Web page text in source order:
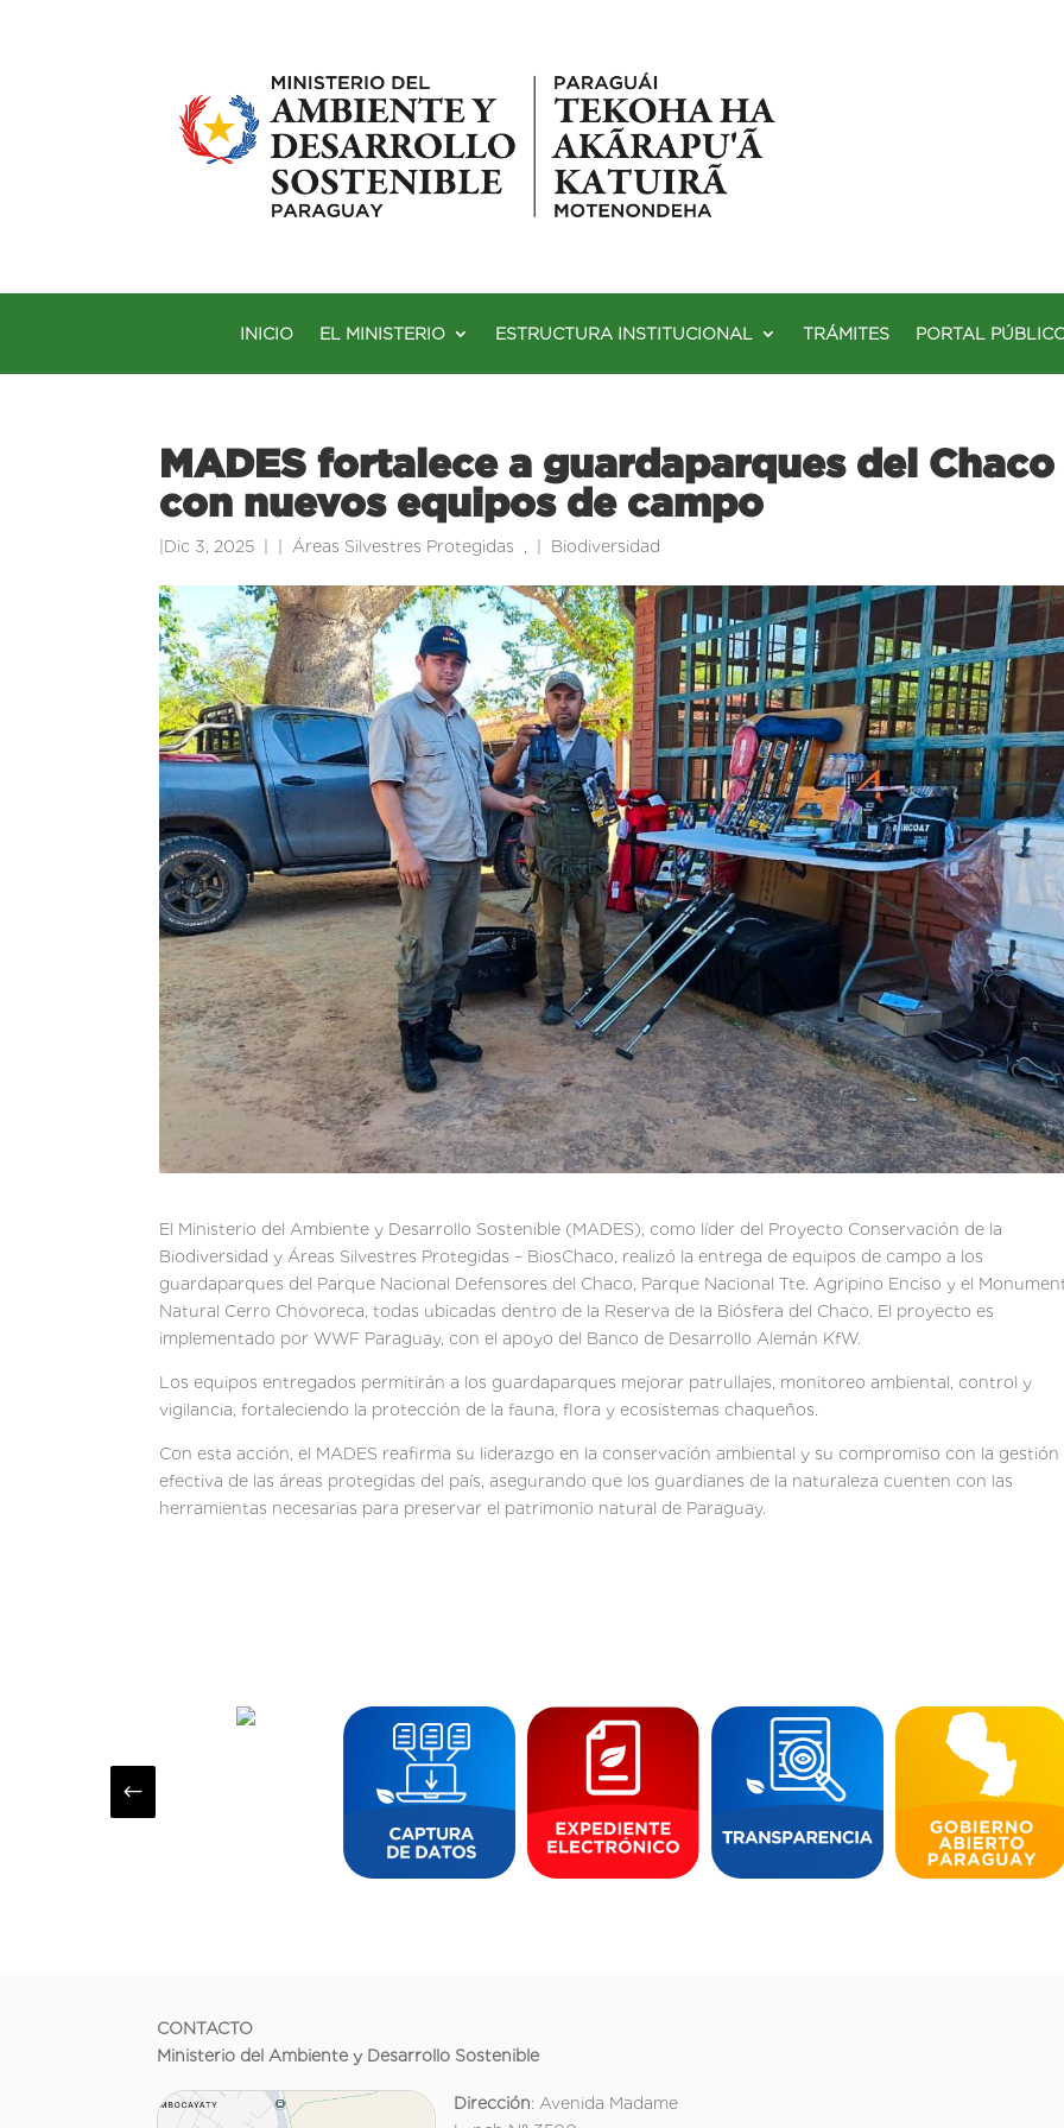
INICIO EL MINISTERIO ESTRUCTURA INSTITUCIONAL TRÁMITES PORTAL
MADES fortalece a guardaparques del Chaco
con nuevos equipos de campo
Dic 3, 2025 Áreas Silvestres Protegidas , Biodiversidad
El Ministerio del Ambiente y Desarrollo Sostenible (MADES), como líder del Proyecto Conservación de la
Biodiversidad y Áreas Silvestres Protegidas – BiosChaco, realizó la entrega de equipos de campo a los
guardaparques del Parque Nacional Defensores del Chaco, Parque Nacional Tte. Agripino Enciso y el
Natural Cerro Chovoreca, todas ubicadas dentro de la Reserva de la Biósfera del Chaco. El proyecto es
implementado por WWF Paraguay, con el apoyo del Banco de Desarrollo Alemán KfW.
Los equipos entregados permitirán a los guardaparques mejorar patrullajes, monitoreo ambiental, control y
vigilancia, fortaleciendo la protección de la fauna, flora y ecosistemas chaqueños.
Con esta acción, el MADES reafirma su liderazgo en la conservación ambiental y su compromiso con la gestión
efectiva de las áreas protegidas del país, asegurando que los guardianes de la naturaleza cuenten con las
herramientas necesarias para preservar el patrimonio natural de Paraguay.
#
CONTACTO
Ministerio del Ambiente y Desarrollo Sostenible
Dirección: Avenida Madame